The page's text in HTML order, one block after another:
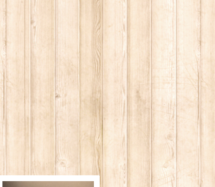
ルームスプレー・ファブリックスプレー
トレイ
貯金箱
紙ナプキン
その他
茶わん
調理器具
のり